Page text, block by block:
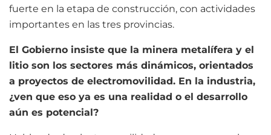
fuerte en la etapa de construcción, con actividades
importantes en las tres provincias.
El Gobierno insiste que la minera metalífera y el
litio son los sectores más dinámicos, orientados
a proyectos de electromovilidad. En la industria,
¿ven que eso ya es una realidad o el desarrollo
aún es potencial?